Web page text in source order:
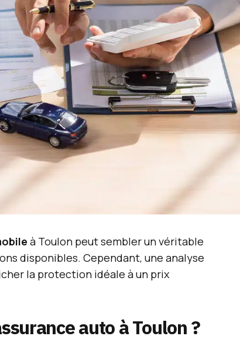
à Toulon peut sembler un véritable
disponibles. Cependant, une analyse
la protection idéale à un prix
auto à Toulon ?